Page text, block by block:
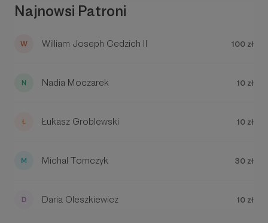
Najnowsi Patroni
William Joseph Cedzich II 100 zł
Nadia Moczarek 10 zł
Łukasz Groblewski 10 zł
Michal Tomczyk 30 zł
Daria Oleszkiewicz 10 zł